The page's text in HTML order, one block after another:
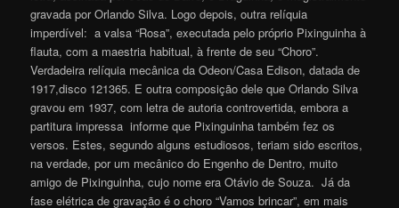
gravada por Orlando Silva. Logo depois, outra relíquia
imperdível: a valsa “Rosa”, executada pelo próprio Pixinguinha à
flauta, com a maestria habitual, à frente de seu “Choro”.
Verdadeira relíquia mecânica da Odeon/Casa Edison, datada de
1917,disco 121365. E outra composição dele que Orlando Silva
gravou em 1937, com letra de autoria controvertida, embora a
partitura impressa informe que Pixinguinha também fez os
versos. Estes, segundo alguns estudiosos, teriam sido escritos,
na verdade, por um mecânico do Engenho de Dentro, muito
amigo de Pixinguinha, cujo nome era Otávio de Souza. Já da
fase elétrica de gravação é o choro “Vamos brincar”, em mais